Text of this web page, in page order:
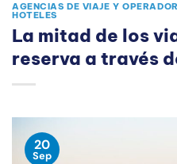
AGENCIAS DE VIAJE Y
HOTELES
La mitad de los
reserva a través
20
Sep